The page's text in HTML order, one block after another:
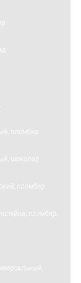
пломбир
шоколад
пломбир
пломбир,